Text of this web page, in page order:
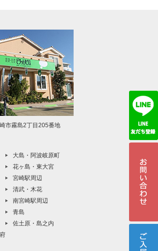
市霧島2丁目205番地
大島・阿波岐原町
花ヶ島・東大宮
宮崎駅周辺
清武・木花
南宮崎駅周辺
青島
佐土原・島之内